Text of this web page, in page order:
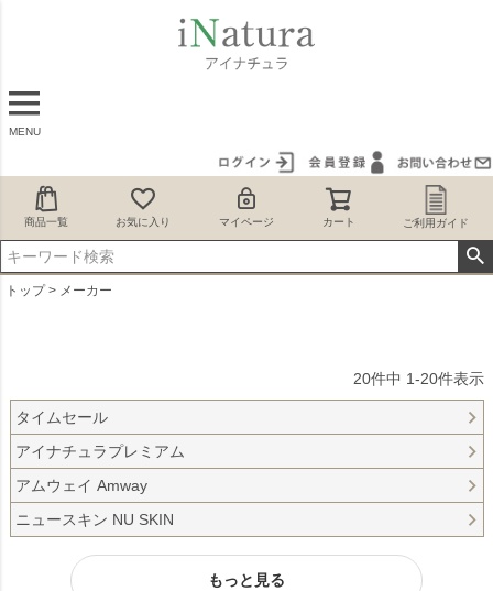
MENU
商品一覧 お気に入り マイページ カート ご利用ガイド
トップ メーカー
20件中 1-20件表示
タイムセール
アイナチュラプレミアム
アムウェイ Amway
ニュースキン NU SKIN
もっと見る